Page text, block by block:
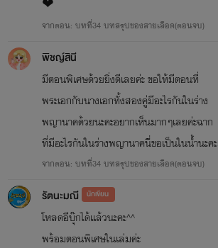
❤
จากตอน: บทที่34 บทสรุปของสายเลือด(ตอนจบ)
พิชญ์สินี
มีตอนพิเศษด้วยยิ่งดีเลยค่ะ ขอให้มีตอนที่
พระเอกกับนางเอกทั้งสองคู่มีอะไรกันในร่าง
พญานาคด้วยนะคะอยากเห็นมากๆเลยค่ะฉาก
ที่มีอะไรกันในร่างพญานาคนี่ขอเป็นในน้ำนะคะ
จากตอน: บทที่34 บทสรุปของสายเลือด(ตอนจบ)
รัตนะมณี นักเขียน
โหลดอีบุ๊กได้แล้วนะคะ^^
พร้อมตอนพิเศษในเล่มค่ะ